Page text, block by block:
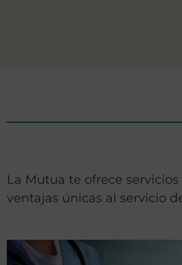
La Mutua te ofrece
ventajas únicas al servicio